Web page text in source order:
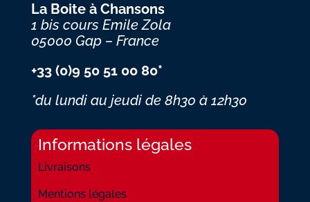
La Boite à Chansons
1 bis cours Emile Zola
05000 Gap – France
+33 (0)9 50 51 00 80*
*du lundi au jeudi de 8h30 à 12h30
Informations légales
Livraisons
Mentions légales